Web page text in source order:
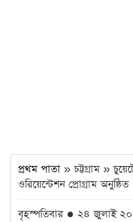
প্রথম পাতা » চট্টগ্রাম »
ওরিয়েন্টেশন প্রোগ্রাম অনুষ্ঠিত
বৃহস্পতিবার ● ২৪ জুলাই